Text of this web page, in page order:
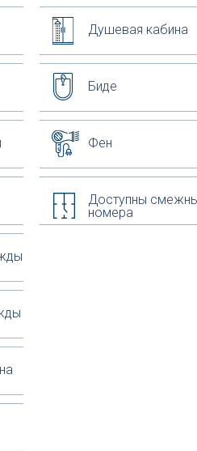
Душевая кабина
Биде
Фен
Доступны
номера